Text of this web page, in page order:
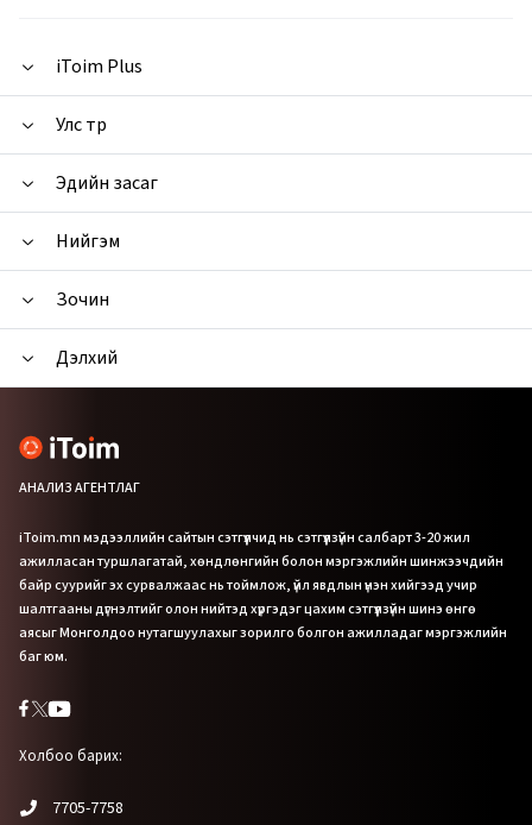
iToim Plus
Улс төр
Эдийн засаг
Нийгэм
Зочин
Дэлхий
АНАЛИЗ АГЕНТЛАГ
iToim.mn мэдээллийн сайтын сэтгүүлчид нь сэтгүүлзүйн салбарт 3-20 жил
ажилласан туршлагатай, хөндлөнгийн болон мэргэжлийн шинжээчдийн
байр суурийг эх сурвалжаас нь тоймлож, үйл явдлын үнэн хийгээд учир
шалтгааны дүгнэлтийг олон нийтэд хүргэдэг цахим сэтгүүлзүйн шинэ өнгө
аясыг Монголдоо нутагшуулахыг зорилго болгон ажилладаг мэргэжлийн
баг юм.
Холбоо барих:
7705-7758